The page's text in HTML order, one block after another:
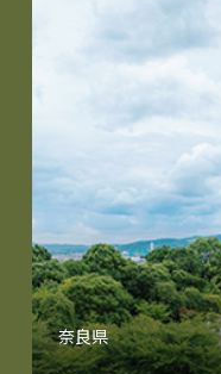
奈良県